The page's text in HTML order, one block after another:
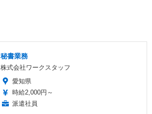
秘書業務
株式会社ワークスタッフ
愛知県
時給2,000円～
派遣社員